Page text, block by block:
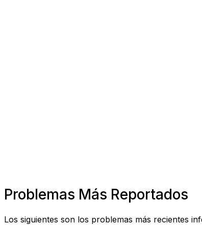
Problemas Más Reportados
Los siguientes son los problemas más recientes